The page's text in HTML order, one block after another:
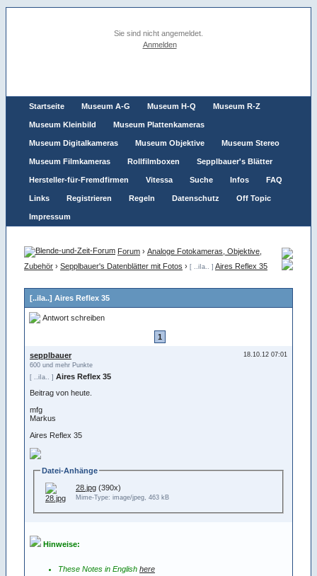
Sie sind nicht angemeldet.
Anmelden
Startseite Museum A-G Museum H-Q Museum R-Z
Museum Kleinbild Museum Plattenkameras
Museum Digitalkameras Museum Objektive Museum Stereo
Museum Filmkameras Rollfilmboxen Sepplbauer's Blätter
Hersteller-für-Fremdfirmen Vitessa Suche Infos FAQ
Links Registrieren Regeln Datenschutz Off Topic
Impressum
Forum › Analoge Fotokameras, Objektive,
Zubehör › Sepplbauer's Datenblätter mit Fotos › [ ..iIa.. ] Aires Reflex 35
[..iIa..] Aires Reflex 35
Antwort schreiben
1
18.10.12 07:01
sepplbauer
600 und mehr Punkte
[ ..iIa.. ] Aires Reflex 35
Beitrag von heute.
mfg
Markus
Aires Reflex 35
Datei-Anhänge
28.jpg (390x)
Mime-Type: image/jpeg, 463 kB
Hinweise:
These Notes in English here